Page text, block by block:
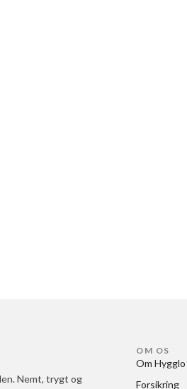
Nemt, trygt og
OM OS
Om Hygglo
Forsikring